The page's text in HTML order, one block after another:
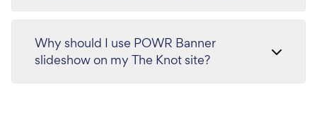
Why should I use POWR Banner
slideshow on my The Knot site?